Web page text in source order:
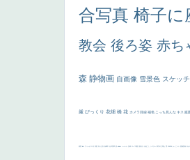
合写真 椅子に
教会 後ろ姿 赤ち
森 静物画 自画像 雪景色 スケッチ
厳 びっくり 花畑 橋 花 カメラ目線 補色 こっち見んな キス 庭園
画質 last ヴィーナス 剣 白人少女 食事中 山本芳翠 麦 alciato ハーレム 女神 ローマ教皇 奥行き 火起こし シスター 東方の三博士 114514 かっこいい 受胎告知 天か